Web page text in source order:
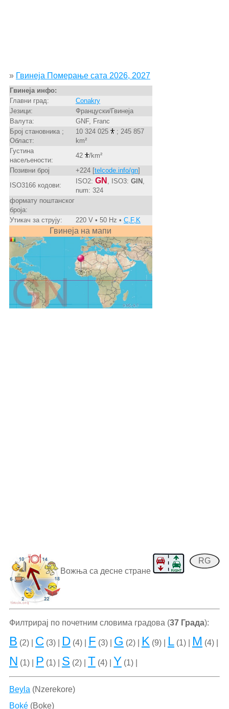
» Гвинеја Померање сата 2026, 2027
Гвинеја инфо:
Главни град:
Conakry
Језици:
Француски/Гвинеја
Валута:
GNF, Franc
Број становника ;
Област:
10 324 025
; 245 857
km²
Густина
насељености:
42
/km²
Позивни број
+224 [telcode.info/gn]
ISO3166 кодови:
ISO2: GN , ISO3: GIN,
num: 324
формату поштанског
броја:
Утикач за струју:
220 V • 50 Hz • C,F,K
Гвинеја на мапи
RG
Вожња са десне стране
Филтрирај по почетним словима градова (37 Града):
B (2) | C (3) | D(4) | F (3) | G (2) | K (9) | L(1) | M (4) |
N (1) | P (1) | S (2) | T (4) | Y (1) |
Beyla (Nzerekore)
Boké(Boke)